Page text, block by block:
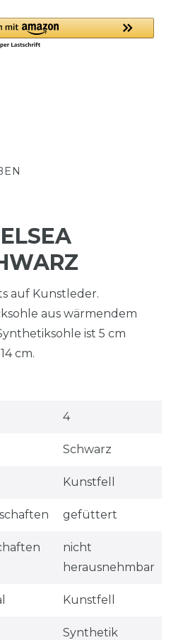
auf Kunstleder.
aus wärmendem
ist 5 cm
cm.
4
Schwarz
Kunstfell
gefüttert
nicht
herausnehmbar
Kunstfell
Synthetik